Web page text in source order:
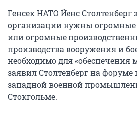
Генсек НАТО Йенс Столтенберг
организации нужны
или огромные
производства вооружения и
необходимо для «обеспечения
заявил Столтенберг на форуме
западной военной
Стокгольме.